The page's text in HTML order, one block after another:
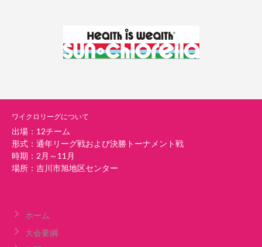
ワイクロリーグについて
出場：12チーム
形式：通年リーグ戦および決勝トーナメント戦
時期：2月～11月
場所：吉川市旭地区センター
ホーム
大会要綱